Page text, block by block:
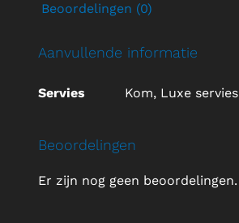
Beoordelingen (0)
Aanvullende informatie
Servies Kom, Luxe servies
Beoordelingen
Er zijn nog geen beoordelingen.